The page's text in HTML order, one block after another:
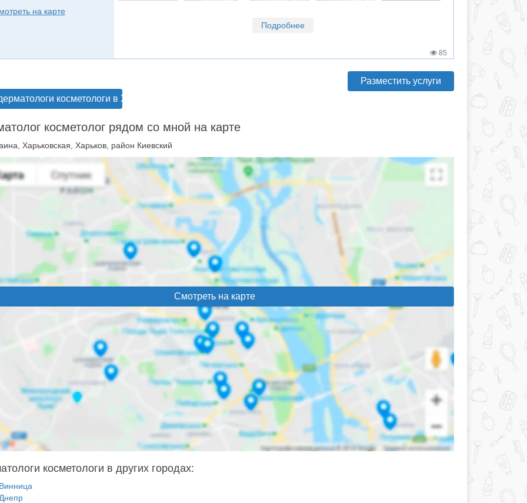
на карте
Подробнее
85
косметологи в Харькове
Разместить услуги
косметолог рядом со мной на карте
Харьковская, Харьков, район Киевский
Смотреть на карте
косметологи в других городах: